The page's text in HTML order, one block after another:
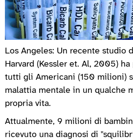
Los Angeles: Un recente studio
Harvard (Kessler et. Al, 2005)
tutti gli Americani (150 milioni)
malattia mentale in un qualche
propria vita.
Attualmente, 9 milioni di
ricevuto una diagnosi di